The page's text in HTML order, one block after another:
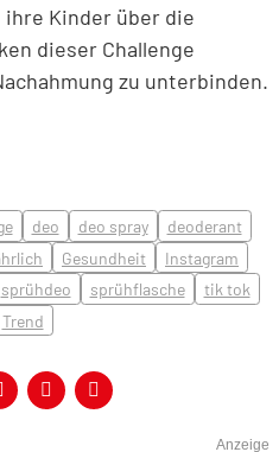
Kinder über die
dieser Challenge
zu unterbinden.
deo deo spray
deoderant
Gesundheit
Instagram
sprühdeo sprühflasche
tik tok
Trend
Anzeige